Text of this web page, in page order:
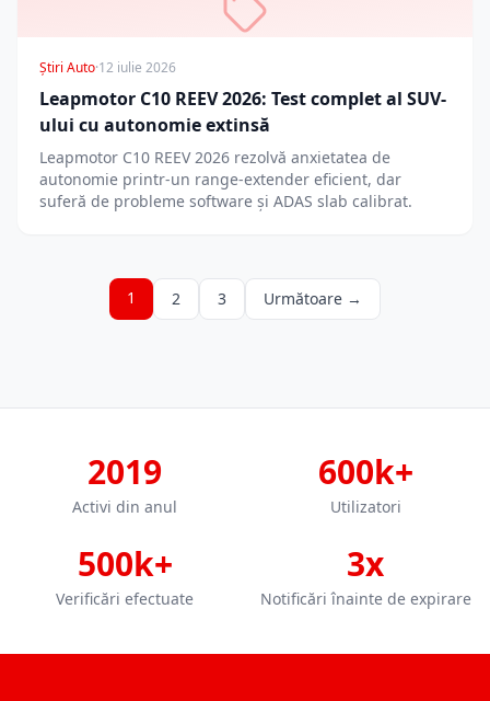
Știri Auto·12 iulie 2026
Leapmotor C10 REEV 2026: Test complet al SUV-
ului cu autonomie extinsă
Leapmotor C10 REEV 2026 rezolvă anxietatea de
autonomie printr-un range-extender eficient, dar
suferă de probleme software și ADAS slab calibrat.
1 2 3 Următoare →
2019
Activi din anul
600k+
Utilizatori
500k+
Verificări efectuate
3x
Notificări înainte de expirare